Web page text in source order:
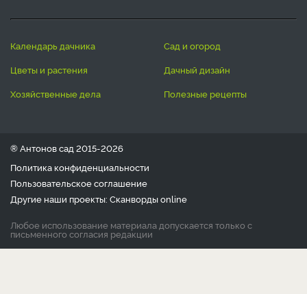
календарь дачника
сад и огород
цветы и растения
дачный дизайн
хозяйственные дела
полезные рецепты
® Антонов сад 2015-2026
Политика конфиденциальности
Пользовательское соглашение
Другие наши проекты: Сканвордыonline
Любое использование материала допускается только с
письменного согласия редакции